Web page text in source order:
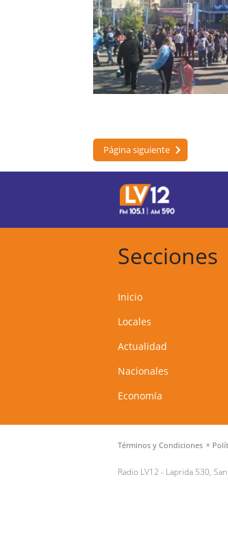
Página siguiente
Secciones
Inicio
Locales
Actualidad
Nacionales
Economía
Términos y Condiciones
Radio LV12 - Laprida 530,